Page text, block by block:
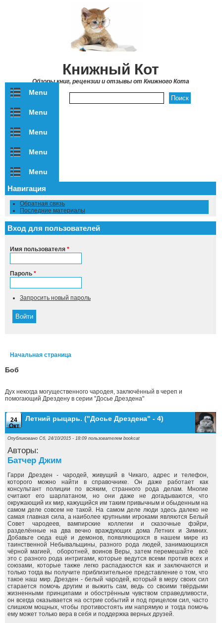
Книжный Кот
Обзоры книг, рецензии и отзывы от Книжного Кота
Menu
Menu
Menu
Menu
Menu
Навигация
Обратная связь
Последние материалы
Вход для пользователей
Имя пользователя *
Пароль *
Запросить новый пароль
Начальная страница
Боб
Дух некогда могущественного чародея, заключённый в череп и
помогающий Дрездену в серии "Досье Дрездена"
24
Окт
Летний рыцарь. ("Досье Дрездена" - 4)
Опубликовано Сб, 24/10/2015 - 18:09 пользователем bookcat
Авторы:
Батчер Джим
Гарри Дрезден - чародей, живущий в Чикаго, адрес и телефон,
которого можно найти в справочнике. Он даже работает как
консультант полиции по всяким, странного рода делам. Многие
считают его шарлатаном, но они даже не догадываются, что
окружающий их мир, кажущийся им таким привычным и обыденным на
самом деле совсем не такой. На самом деле люди здесь далеко не
самая главная сила, а наиболее крупными игроками являются Белый
Совет чародеев, вампирские коллегии и сказочные фэйри,
разделённые на два вечно враждующих дома Летних и Зимних.
Добавьте сюда ещё и демонов, появляющихся в нашем мире из
таинственной Небывальщины, разного рода людей, занимающихся
чёрной магией, оборотней, воинов Веры, затем перемешайте всё
это с разного рода интригами, которые ведутся всеми против всех и
союзами, которые также легко распадаюстся как и заключаются и
только тогда вы получите приблизительное представление о том, что
такое наш мир. Дрезден - белый чародей, который в меру своих сил
старается помочь другим и выжить сам, ведь со своими твёрдыми
жизненными принципами и обострённым чувством справедливости,
он всегда оказывается на острие событий и под прицелом сил, часто
слишком мощных, чтобы противостоять им напрямую и тогда помочь
ему может только вера в себя и поддержка верных друзей.